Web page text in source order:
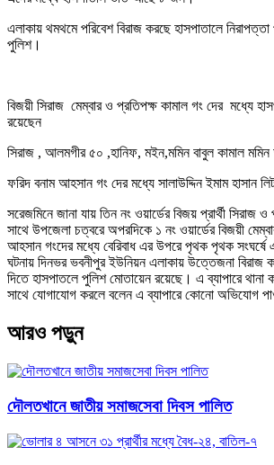
এলাকায় থমথমে পরিবেশ বিরাজ করছে হাসপাতালে নিরাপত্তা
পুলিশ।
বিজয়ী সিরাজ মেম্বার ও প্রতিপক্ষ কামাল গং দের মধ্যে
রয়েছেন
সিরাজ , আলমগীর ৫০ ,হানিফ, মইন,মমিন বাবুল কামাল
ফরিদ বনাম আহসান গং দের মধ্যে সালাউদ্দিন ইমাম হাসান
সরেজমিনে জানা যায় তিন নং ওয়ার্ডের বিজয় প্রার্থী সিরাজ
সাথে উপজেলা চত্বরে অপরদিকে ১ নং ওয়ার্ডের বিজয়ী
আহসান গংদের মধ্যে বেরিবাধ এর উপরে পৃথক পৃথক
ঘটনায় দিনভর ভবনীপুর ইউনিয়ন এলাকায় উত্তেজনা বিরাজ
দিতে হাসপাতলে পুলিশ মোতায়েন রয়েছে। এ ব্যাপারে থানা
সাথে যোগাযোগ করলে বলেন এ ব্যাপারে কোনো অভিযোগ
আরও পড়ুন
দৌলতখানে জাতীয় সমাজসেবা দিবস পালিত